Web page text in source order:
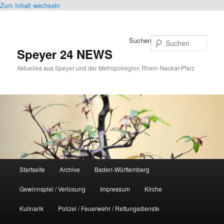
Zum Inhalt wechseln
Speyer 24 NEWS
Aktuelles aus Speyer und der Metropolregion Rhein-Neckar-Pfalz
Suchen
Startseite Archive Baden-Württemberg
Gewinnspiel / Verlosung Impressum Kirche
Kulinarik Polizei / Feuerwehr / Rettungsdienste